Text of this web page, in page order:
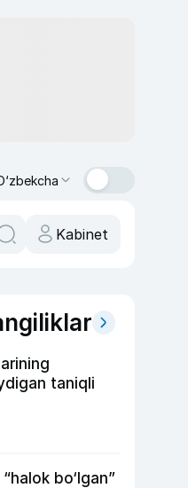
Kabinet
taniqli
bo‘lgan”